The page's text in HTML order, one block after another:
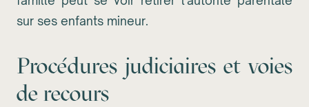
sur ses enfants mineur.
Procédures judiciaires et voies
de recours